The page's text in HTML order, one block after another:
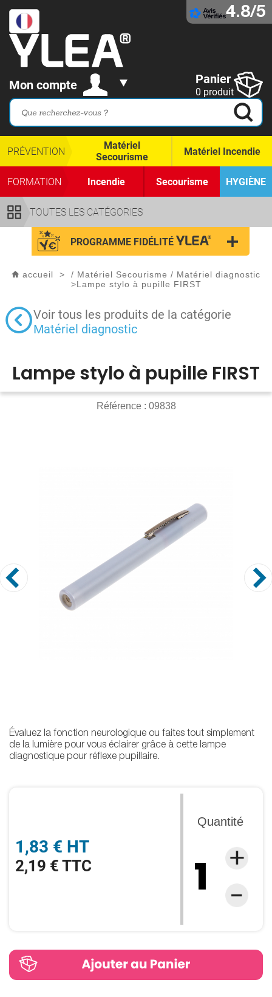
4.8/5
Mon compte Panier
0 produit
TOUTES LES CATÉGORIES
PRÉVENTION
Matériel
Secourisme
Matériel Incendie
FORMATION Incendie Secourisme HYGIÈNE
PROGRAMME FIDÉLITÉ
accueil > / Matériel Secourisme / Matériel diagnostic
>Lampe stylo à pupille FIRST
Voir tous les produits de la catégorie
Matériel diagnostic
Lampe stylo à pupille FIRST
Référence : 09838
1,83 € HT
2,19 € TTC
Quantité
Évaluez la fonction neurologique ou faites tout simplement
de la lumière pour vous éclairer grâce à cette lampe
diagnostique pour réflexe pupillaire.